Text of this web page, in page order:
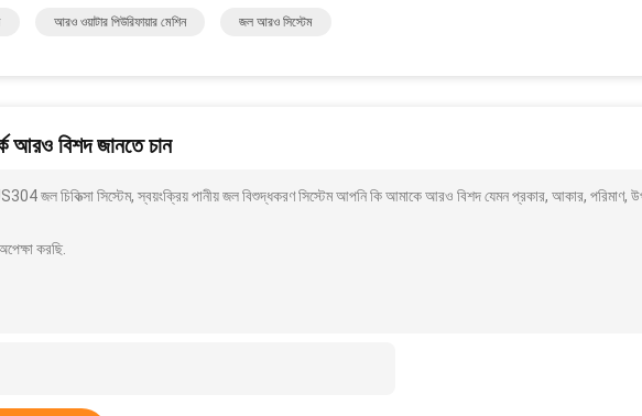
আরও ওয়াটার পিউরিফায়ার মেশিন জল আরও সিস্টেম
আরও বিশদ জানতে চান
জল চিকিত্সা সিস্টেম, স্বয়ংক্রিয় পানীয় জল বিশুদ্ধকরণ সিস্টেম আপনি কি আমাকে আরও বিশদ যেমন প্রকার, আকার, পরিমাণ,
করছি.